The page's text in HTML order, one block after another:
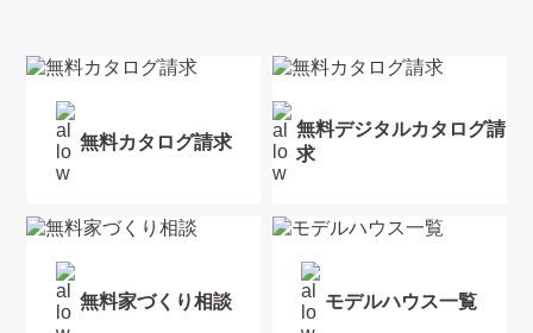
無料カタログ請求
無料デジタルカタログ請
求
無料家づくり相談 モデルハウス一覧